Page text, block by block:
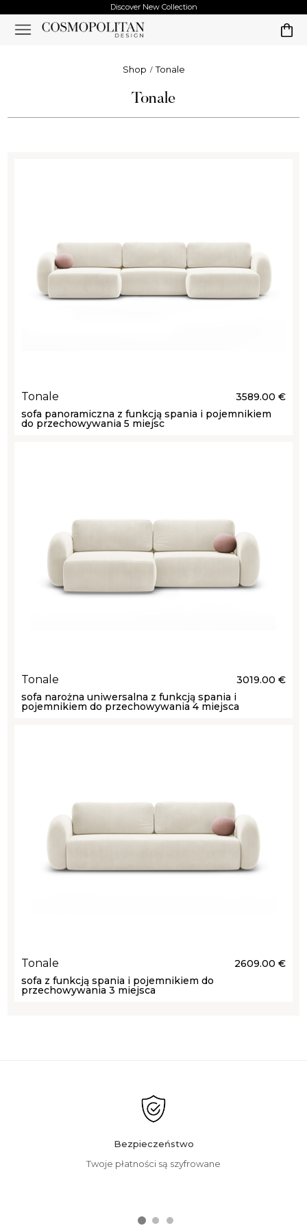
Discover New Collection
Shop Tonale
Tonale
Tonale
3589.00 €
sofa panoramiczna z funkcją spania i pojemnikiem
do przechowywania 5 miejsc
Tonale
3019.00 €
sofa narożna uniwersalna z funkcją spania i
pojemnikiem do przechowywania 4 miejsca
Tonale
2609.00 €
sofa z funkcją spania i pojemnikiem do
przechowywania 3 miejsca
Bezpieczeństwo
Twoje płatności są szyfrowane